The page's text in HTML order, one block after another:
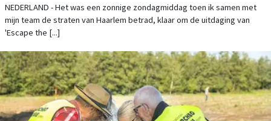
NEDERLAND - Het was een zonnige zondagmiddag toen ik samen met
mijn team de straten van Haarlem betrad, klaar om de uitdaging van
'Escape the [...]